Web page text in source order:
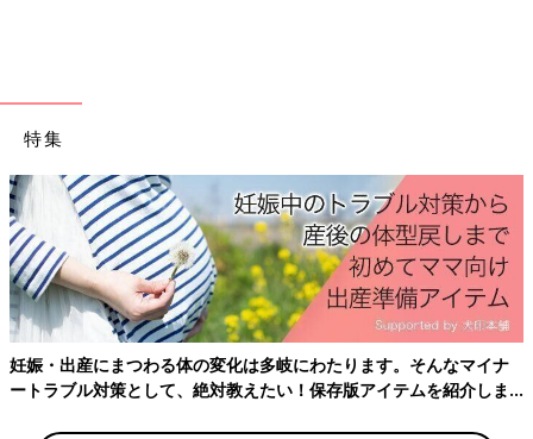
こともあり「無理だよそんなの」と消極的でした。本当に自信が
なかったのですが、夫はなぜかすごい乗り気で「いや、SUZUな
らできる！」という感じでした。その勢いに背中を押され、
2021年に事務の仕事を辞め、似顔絵に専念することになりまし
た。
似顔絵の仕事に専念し、お店も出すことに
特集
妊娠・出産にまつわる体の変化は多岐にわたります。そんなマイナ
ートラブル対策として、絶対教えたい！保存版アイテムを紹介しま